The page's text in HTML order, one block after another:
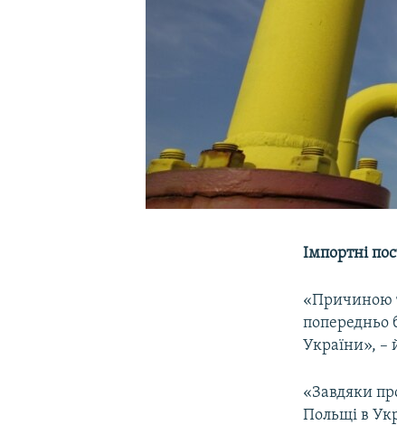
Імпортні
«Причиною
попередньо
України», –
«Завдяки
Польщі в